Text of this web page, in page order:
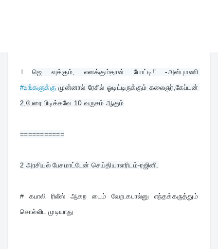
1
#உங்களுக்கு முன்னால் ரேசில் ஓடிட்டிருக்கும் கலைஞர்,கேப்டன்
2,பேரை பிடிக்கவே 10 வருசம் ஆகும்
===========
2 அரசியல் பேசமாட்டேன் செய்தியாளரிடம்-ரஜினி.
# கபாலி ரிலீஸ் ஆகற டைம் வேற.கபால்னு எந்தக்கருத்தும்
சொல்லிட முடியாது